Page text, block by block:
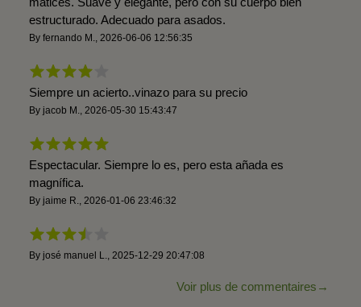
estructurado. Adecuado para asados.
By fernando M. 2026-06-06 12:56:35
Siempre un acierto..vinazo para su precio
By jacob M. 2026-05-30 15:43:47
Espectacular. Siempre lo es, pero esta añada es
magnífica.
By jaime R. 2026-01-06 23:46:32
By josé manuel L. 2025-12-29 20:47:08
Voir plus de commentaires